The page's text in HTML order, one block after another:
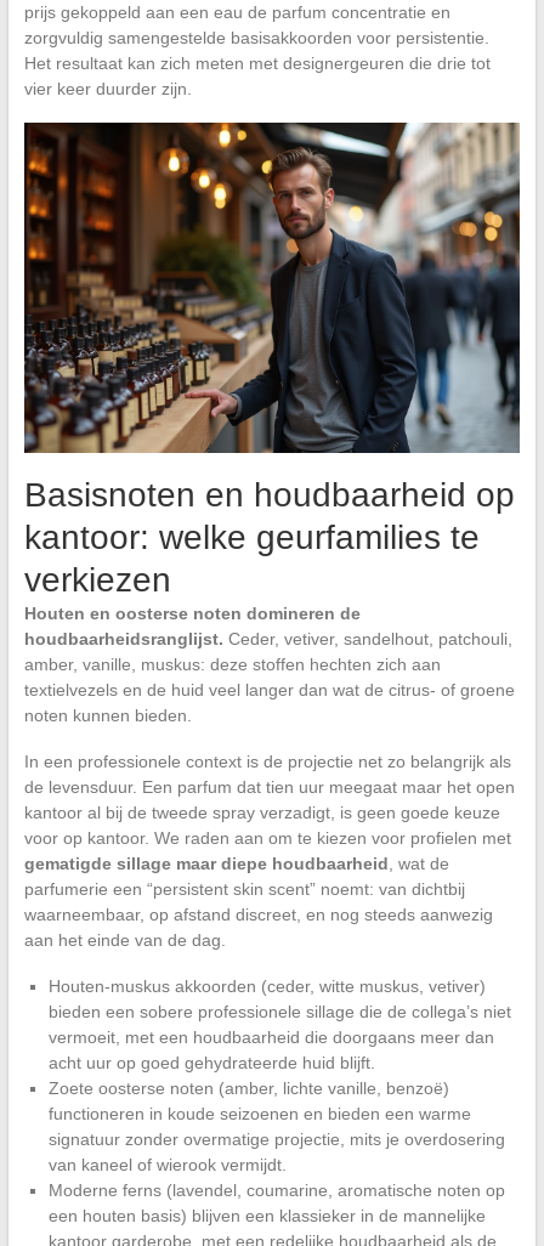
prijs gekoppeld aan een eau de parfum concentratie en
zorgvuldig samengestelde basisakkoorden voor persistentie.
Het resultaat kan zich meten met designergeuren die drie tot
vier keer duurder zijn.
Basisnoten en houdbaarheid op
kantoor: welke geurfamilies te
verkiezen
Houten en oosterse noten domineren de
houdbaarheidsranglijst. Ceder, vetiver, sandelhout, patchouli,
amber, vanille, muskus: deze stoffen hechten zich aan
textielvezels en de huid veel langer dan wat de citrus- of groene
noten kunnen bieden.
In een professionele context is de projectie net zo belangrijk als
de levensduur. Een parfum dat tien uur meegaat maar het open
kantoor al bij de tweede spray verzadigt, is geen goede keuze
voor op kantoor. We raden aan om te kiezen voor profielen met
gematigde sillage maar diepe houdbaarheid , wat de
parfumerie een “persistent skin scent” noemt: van dichtbij
waarneembaar, op afstand discreet, en nog steeds aanwezig
aan het einde van de dag.
Houten-muskus akkoorden (ceder, witte muskus, vetiver)
bieden een sobere professionele sillage die de collega’s niet
vermoeit, met een houdbaarheid die doorgaans meer dan
acht uur op goed gehydrateerde huid blijft.
Zoete oosterse noten (amber, lichte vanille, benzoë)
functioneren in koude seizoenen en bieden een warme
signatuur zonder overmatige projectie, mits je overdosering
van kaneel of wierook vermijdt.
Moderne ferns (lavendel, coumarine, aromatische noten op
een houten basis) blijven een klassieker in de mannelijke
kantoor garderobe, met een redelijke houdbaarheid als de